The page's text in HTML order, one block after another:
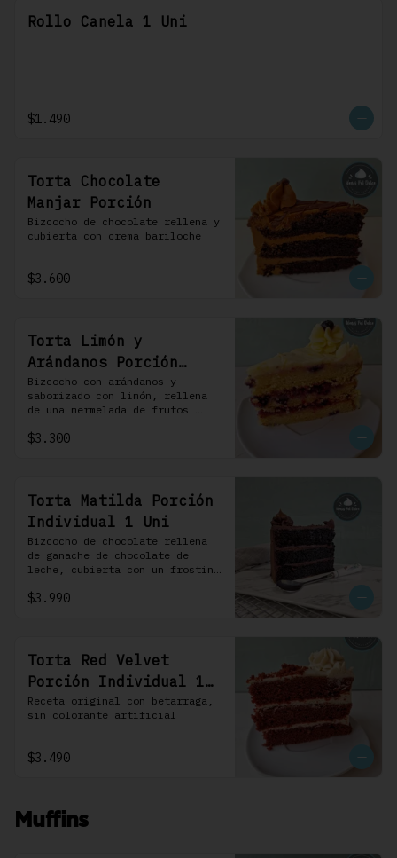
Rollo Canela 1 Uni
$1.490
Torta Chocolate
Manjar Porción
Bizcocho de chocolate rellena y
cubierta con crema bariloche
$3.600
Torta Limón y
Arándanos Porción
Individual 1 Uni
Bizcocho con arándanos y
saborizado con limón, rellena
de una mermelada de frutos
frosting de queso de crema.
$3.300
Torta Matilda Porción
Individual 1 Uni
Bizcocho de chocolate rellena
de ganache de chocolate de
leche, cubierta con un frosting
$3.990
Torta Red Velvet
Porción Individual 1
Uni
Receta original con betarraga,
sin colorante artificial
$3.490
Muffins